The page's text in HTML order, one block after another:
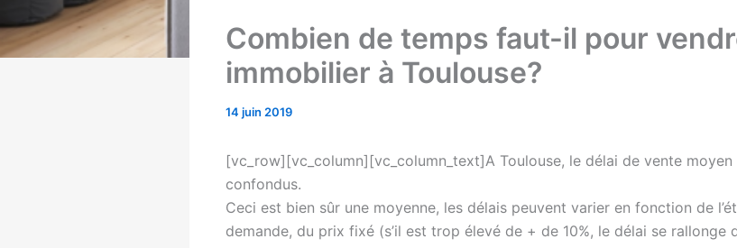
Combien de temps faut-il pour
immobilier à Toulouse?
14 juin 2019
[vc_row][vc_column][vc_column_text]A Toulouse, le délai de vente
confondus.
Ceci est bien sûr une moyenne, les délais peuvent varier en fonction de
demande, du prix fixé (s’il est trop élevé de + de 10%, le délai se rallonge